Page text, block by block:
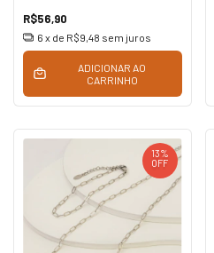
R$56,90
6 x de R$9,48 sem juros
ADICIONAR AO
CARRINHO
13%
OFF